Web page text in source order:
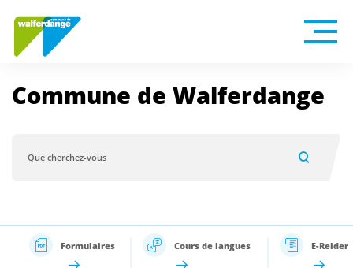
Commune de Walferdange
Formulaires Cours de langues E-Reider